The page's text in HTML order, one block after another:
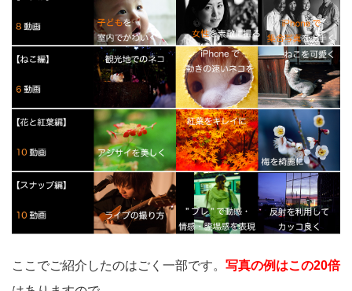
ここでご紹介したのはごく一部です。 写真の例はこの20倍